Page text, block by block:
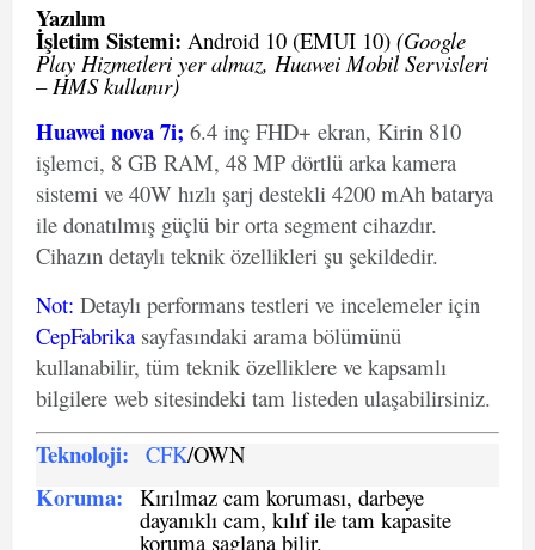
Yazılım
İşletim Sistemi: Android 10 (EMUI 10) (Google
Play Hizmetleri yer almaz, Huawei Mobil Servisleri
– HMS kullanır)
Huawei nova 7i; 6.4 inç FHD+ ekran, Kirin 810
işlemci, 8 GB RAM, 48 MP dörtlü arka kamera
sistemi ve 40W hızlı şarj destekli 4200 mAh batarya
ile donatılmış güçlü bir orta segment cihazdır.
Cihazın detaylı teknik özellikleri şu şekildedir.
Not: Detaylı performans testleri ve incelemeler için
CepFabrika sayfasındaki arama bölümünü
kullanabilir, tüm teknik özelliklere ve kapsamlı
bilgilere web sitesindeki tam listeden ulaşabilirsiniz.
Teknoloji: CFK/OWN
Koruma: Kırılmaz cam koruması, darbeye
dayanıklı cam, kılıf ile tam kapasite
koruma saglana bilir.